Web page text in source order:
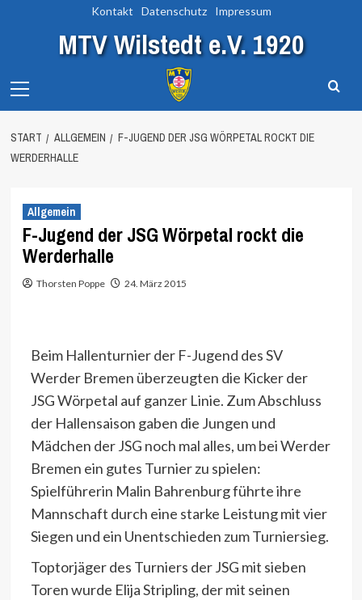
Kontakt Datenschutz Impressum
MTV Wilstedt e.V. 1920
Menu
START ALLGEMEIN
F-JUGEND DER JSG WÖRPETAL ROCKT DIE
WERDERHALLE
Allgemein
F-Jugend der JSG Wörpetal rockt die
Werderhalle
Thorsten Poppe 24. März 2015
Beim Hallenturnier der F-Jugend des SV
Werder Bremen überzeugten die Kicker der
JSG Wörpetal auf ganzer Linie. Zum Abschluss
der Hallensaison gaben die Jungen und
Mädchen der JSG noch mal alles, um bei Werder
Bremen ein gutes Turnier zu spielen:
Spielführerin Malin Bahrenburg führte ihre
Mannschaft durch eine starke Leistung mit vier
Siegen und ein Unentschieden zum Turniersieg.
Toptorjäger des Turniers der JSG mit sieben
Toren wurde Elija Stripling, der mit seinen